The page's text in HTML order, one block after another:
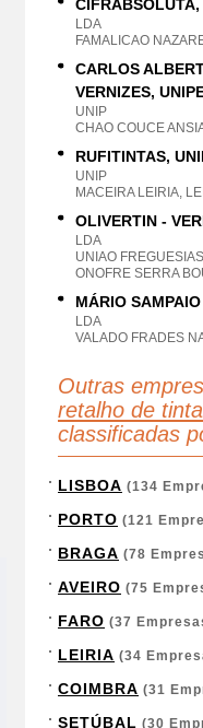
LDA
FAMALICAO
CARLOS
VERNIZES,
UNIP
CHAO COUCE
RUFITINTAS,
UNIP
MACEIRA LEIRIA,
OLIVERTIN -
LDA
UNIAO
ONOFRE SERRA
MÁRIO
LDA
VALADO FRADES
Outras
retalho de
classificadas
LISBOA (134
PORTO (121
BRAGA (78
AVEIRO (75
FARO (37
LEIRIA (34
COIMBRA (31
SETÚBAL (30